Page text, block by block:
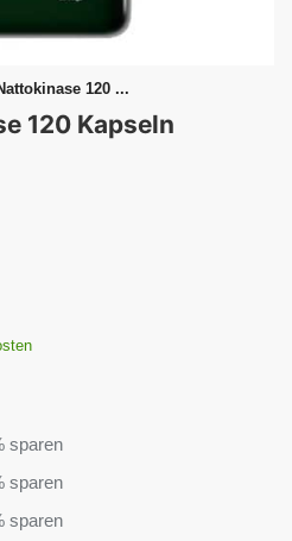
120 ...
120 Kapseln
sparen
sparen
sparen